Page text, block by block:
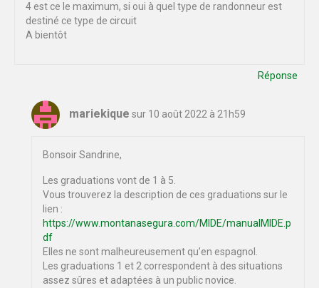
4 est ce le maximum, si oui à quel type de randonneur est
destiné ce type de circuit
A bientôt
Réponse
mariekique sur 10 août 2022 à 21h59
Bonsoir Sandrine,
Les graduations vont de 1 à 5.
Vous trouverez la description de ces graduations sur le
lien :
https://www.montanasegura.com/MIDE/manualMIDE.p
df
Elles ne sont malheureusement qu’en espagnol.
Les graduations 1 et 2 correspondent à des situations
assez sûres et adaptées à un public novice.